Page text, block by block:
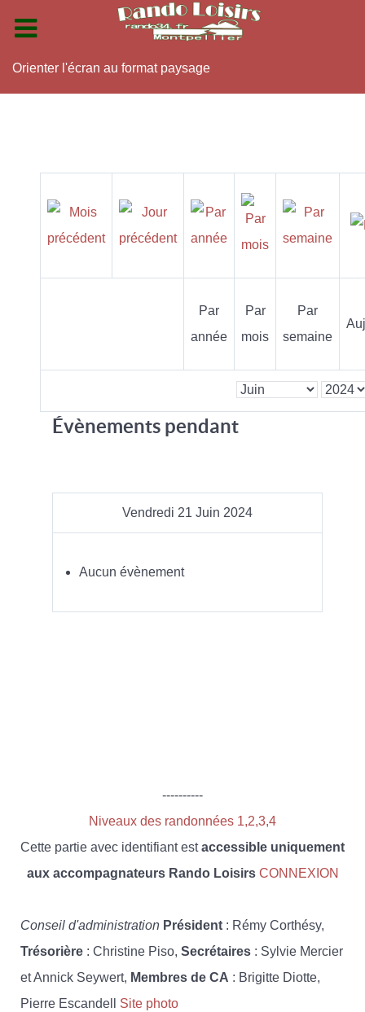
Orienter l'écran au format paysage
Par
année
Par
mois
Par
semaine
Évènements pendant
Vendredi 21 Juin 2024
Aucun évènement
----------
Niveaux des randonnées 1,2,3,4
Cette partie avec identifiant estaccessible uniquement
aux accompagnateurs Rando Loisirs CONNEXION
Conseil d'administration Président : Rémy Corthésy,
Trésorière : Christine Piso, Secrétaires : Sylvie Mercier
et Annick Seywert, Membres de CA : Brigitte Diotte,
Pierre Escandell Site photo